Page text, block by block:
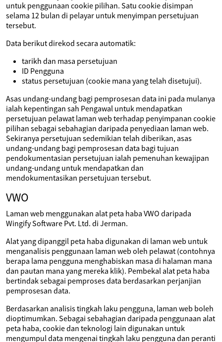
untuk penggunaan cookie pilihan. Satu cookie disimpan
selama 12 bulan di pelayar untuk menyimpan persetujuan
tersebut.
Data berikut direkod secara automatik:
tarikh dan masa persetujuan
ID Pengguna
status persetujuan (cookie mana yang telah disetujui).
Asas undang-undang bagi pemprosesan data ini pada mulanya
ialah kepentingan sah Pengawal untuk mendapatkan
persetujuan pelawat laman web terhadap penyimpanan cookie
pilihan sebagai sebahagian daripada penyediaan laman web.
Sekiranya persetujuan sedemikian telah diberikan, asas
undang-undang bagi pemprosesan data bagi tujuan
pendokumentasian persetujuan ialah pemenuhan kewajipan
undang-undang untuk mendapatkan dan
mendokumentasikan persetujuan tersebut.
VWO
Laman web menggunakan alat peta haba VWO daripada
Wingify Software Pvt. Ltd. di Jerman.
Alat yang dipanggil peta haba digunakan di laman web untuk
menganalisis penggunaan laman web oleh pelawat (contohnya
berapa lama pengguna menghabiskan masa di halaman mana
dan pautan mana yang mereka klik). Pembekal alat peta haba
bertindak sebagai pemproses data berdasarkan perjanjian
pemprosesan data.
Berdasarkan analisis tingkah laku pengguna, laman web boleh
dioptimumkan. Sebagai sebahagian daripada penggunaan alat
peta haba, cookie dan teknologi lain digunakan untuk
mengumpul data mengenai tingkah laku pengguna dan peranti